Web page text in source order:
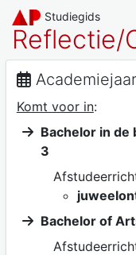
Studiegids
Reflectie/
Academiejaar
Komt voor in:
Bachelor in de
3
Bachelor of